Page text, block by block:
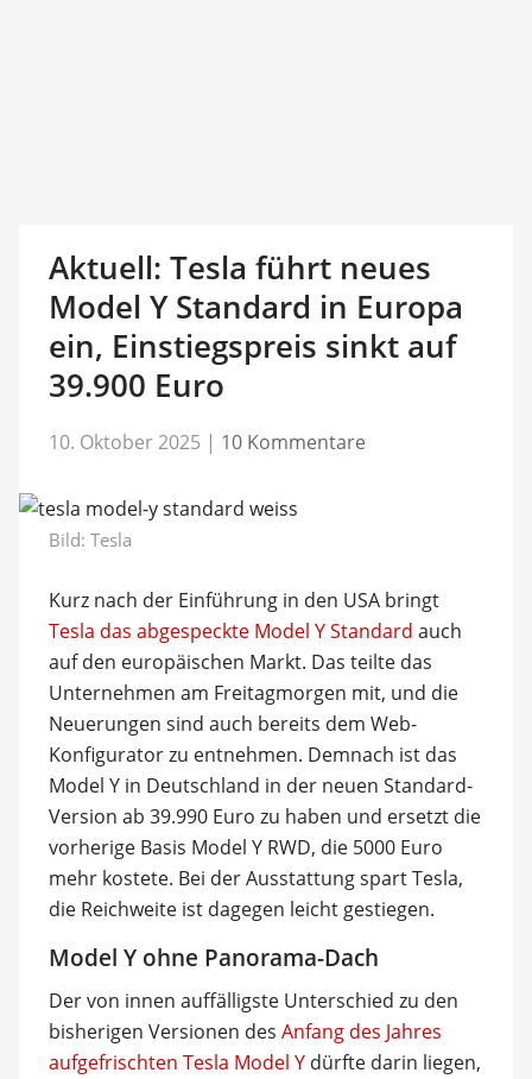
Aktuell: Tesla führt neues
Model Y Standard in Europa
ein, Einstiegspreis sinkt auf
39.900 Euro
10. Oktober 2025 | 10 Kommentare
Bild: Tesla
Kurz nach der Einführung in den USA bringt
Tesla das abgespeckte Model Y Standard auch
auf den europäischen Markt. Das teilte das
Unternehmen am Freitagmorgen mit, und die
Neuerungen sind auch bereits dem Web-
Konfigurator zu entnehmen. Demnach ist das
Model Y in Deutschland in der neuen Standard-
Version ab 39.990 Euro zu haben und ersetzt die
vorherige Basis Model Y RWD, die 5000 Euro
mehr kostete. Bei der Ausstattung spart Tesla,
die Reichweite ist dagegen leicht gestiegen.
Model Y ohne Panorama-Dach
Der von innen auffälligste Unterschied zu den
bisherigen Versionen des Anfang des Jahres
aufgefrischten Tesla Model Ydürfte darin liegen,